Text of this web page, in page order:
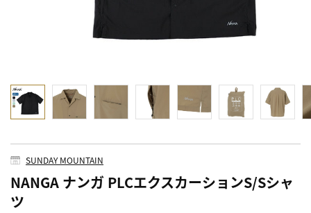
SUNDAY MOUNTAIN
NANGA ナンガ PLCエクスカーションS/Sシャ
ツ